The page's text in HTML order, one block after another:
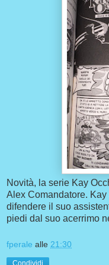
Novità, la serie Kay
Alex Comandatore.
difendere il suo
piedi dal suo acerrimo
fperale alle 21:30
Condividi